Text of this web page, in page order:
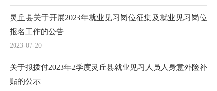
2023-07-20
灵丘县关于开展2023年就业见习岗位征集及就业见习岗位
报名工作的公告
关于拟拨付2023年2季度灵丘县就业见习人员人身意外险补
贴的公示